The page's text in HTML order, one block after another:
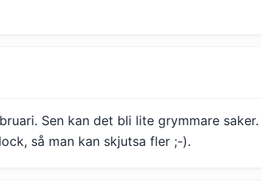
Sen kan det bli lite grymmare
så man kan skjutsa fler ;-).